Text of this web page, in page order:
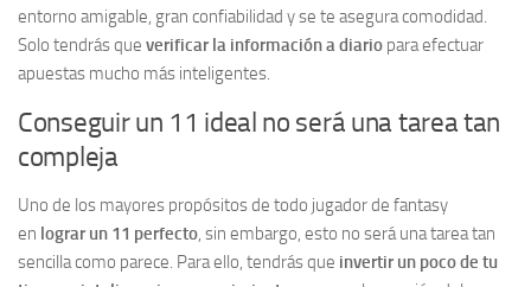
entorno amigable, gran confiabilidad y se te asegura comodidad.
Solo tendrás que verificar la información a diario para efectuar
apuestas mucho más inteligentes.
Conseguir un 11 ideal no será una tarea tan
compleja
Uno de los mayores propósitos de todo jugador de fantasy
en lograr un 11 perfecto, sin embargo, esto no será una tarea tan
sencilla como parece. Para ello, tendrás que invertir un poco de tu